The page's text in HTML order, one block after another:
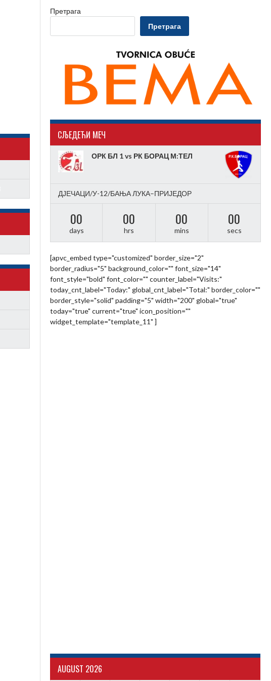
Претрага
Претрага
CЉЕДЕЋИ МЕЧ
ОРК БЛ 1 vs РК БОРАЦ М:ТЕЛ
ДЈЕЧАЦИ/У-12/БАЊА ЛУКА–ПРИЈЕДОР
00
days
00
hrs
00
mins
00
secs
[apvc_embed type="customized" border_size="2"
border_radius="5" background_color="" font_size="14"
font_style="bold" font_color="" counter_label="Visits:"
today_cnt_label="Today:" global_cnt_label="Total:" border_color=""
border_style="solid" padding="5" width="200" global="true"
today="true" current="true" icon_position=""
widget_template="template_11" ]
AUGUST 2026